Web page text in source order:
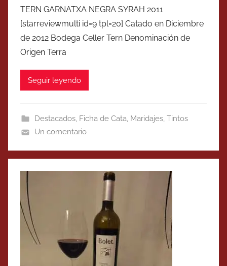
TERN GARNATXA NEGRA SYRAH 2011
[starreviewmulti id=9 tpl=20] Catado en Diciembre
de 2012 Bodega Celler Tern Denominación de
Origen Terra
Seguir leyendo
Destacados, Ficha de Cata, Maridajes, Tintos
Un comentario